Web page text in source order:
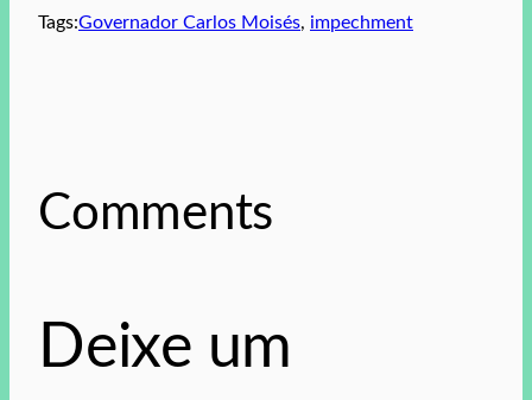
Tags:Governador Carlos Moisés, impechment
Comments
Deixe um